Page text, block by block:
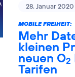
28. Januar 2020
MOBILE FREIHEIT:
Mehr
kleinen
neuen O2
Tarifen